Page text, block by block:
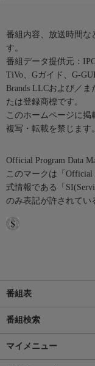
番組内容、放送時間な
す。
番組データ提供元：
TiVo、Gガイド、G-
Brands LLCおよび／
たは登録商標です。
このホームページに
複写・転載を禁じます。
Official Program Data
このマークは「Official
式情報である「
のみ表記が許されてい
番組表
番組検索
マイメニュー